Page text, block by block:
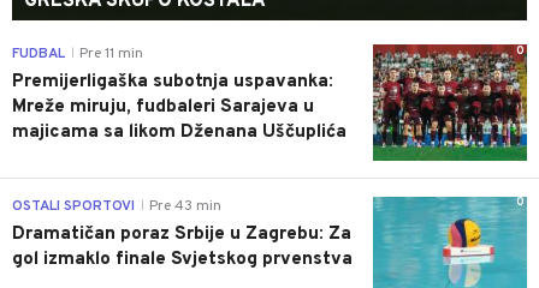
0
FUDBAL Pre 11 min
Premijerligaška subotnja uspavanka:
Mreže miruju, fudbaleri Sarajeva u
majicama sa likom Dženana Uščuplića
0
OSTALI SPORTOVI Pre 43 min
Dramatičan poraz Srbije u Zagrebu: Za
gol izmaklo finale Svjetskog prvenstva